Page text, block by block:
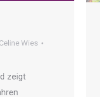
Celine Wies
zeigt